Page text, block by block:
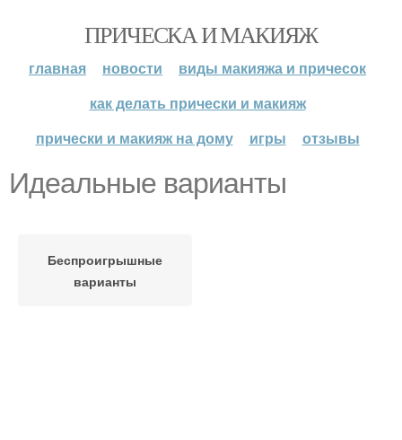
ПРИЧЕСКА И МАКИЯЖ
главная новости
виды макияжа и причесок
как делать прически и макияж
прически и макияж на дому
игры отзывы
Идеальные варианты
Беспроигрышные
варианты